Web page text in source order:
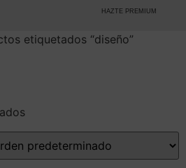
HAZTE PREMIUM
etiquetados “diseño”